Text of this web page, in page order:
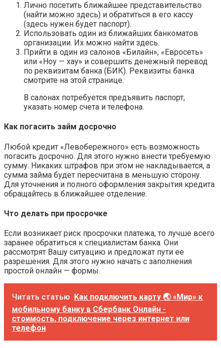
Лично посетить ближайшее представительство
(найти можно здесь) и обратиться в его кассу
(здесь нужен будет паспорт).
Использовать один из ближайших банкоматов
организации. Их можно найти здесь.
Прийти в один из салонов «Билайн», «Евросеть»
или «Ноу — хау» и совершить денежный перевод
по реквизитам банка (БИК). Реквизиты банка
смотрите на этой странице.
В салонах потребуется предъявить паспорт,
указать номер счета и телефона.
Как погасить займ досрочно
Любой кредит «Левобережного» есть возможность
погасить досрочно. Для этого нужно внести требуемую
сумму. Никаких штрафов при этом не накладывается, а
сумма займа будет пересчитана в меньшую сторону.
Для уточнения и полного оформления закрытия кредита
обращайтесь в ближайшее отделение.
Что делать при просрочке
Если возникает риск просрочки платежа, то лучше всего
заранее обратиться к специалистам банка. Они
рассмотрят Вашу ситуацию и предложат пути ее
разрешения. Для этого нужно начать с заполнения
простой онлайн — формы.
Читать статью Как подключить карту 🌏 «Мир» к
мобильному банку в Сбербанк Онлайн -
стоимость, подключение через интернет или
телефон